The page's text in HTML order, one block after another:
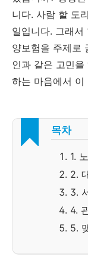
니다. 사람 할 도
일입니다. 그래서
양보험을 주제로
인과 같은 고민
하는 마음에서 이
목차
1.
2.
3.
4.
5.